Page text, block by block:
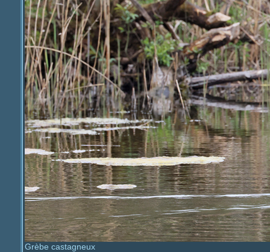
Grèbe castagneux